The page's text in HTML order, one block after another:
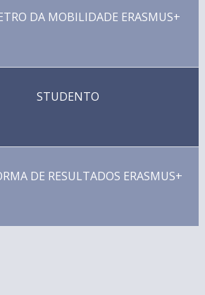
DA MOBILIDADE ERASMUS+
STUDENTO
DE RESULTADOS ERASMUS+